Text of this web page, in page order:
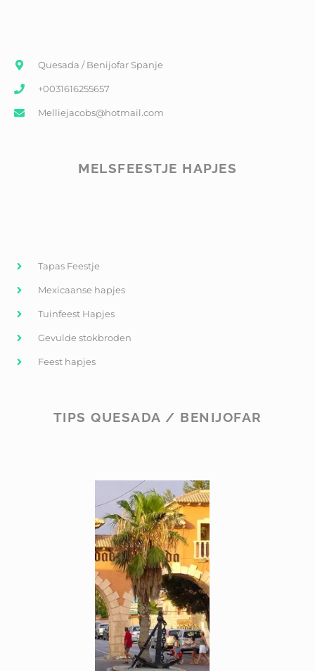
Quesada / Benijofar Spanje
+0031616255657
Melliejacobs@hotmail.com
MELSFEESTJE HAPJES
Tapas Feestje
Mexicaanse hapjes
Tuinfeest Hapjes
Gevulde stokbroden
Feest hapjes
TIPS QUESADA / BENIJOFAR